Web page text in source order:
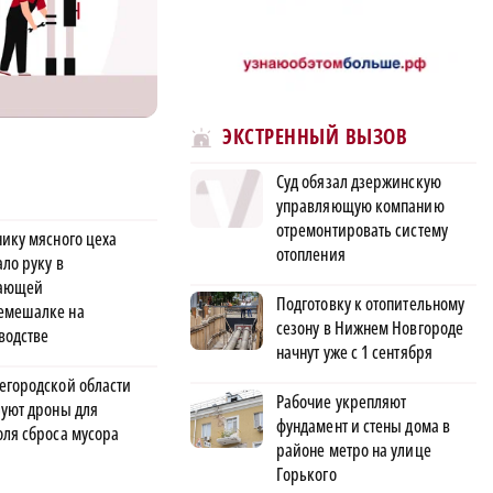
мясного цеха
руку в
на
области
дроны для
сброса мусора
ЭКСТРЕННЫЙ ВЫЗОВ
Суд обязал дзержинскую
управляющую компанию
отремонтировать систему
отопления
Подготовку к отопительному
сезону в Нижнем Новгороде
начнут уже с 1 сентября
Рабочие укрепляют
фундамент и стены дома в
районе метро на улице
Горького